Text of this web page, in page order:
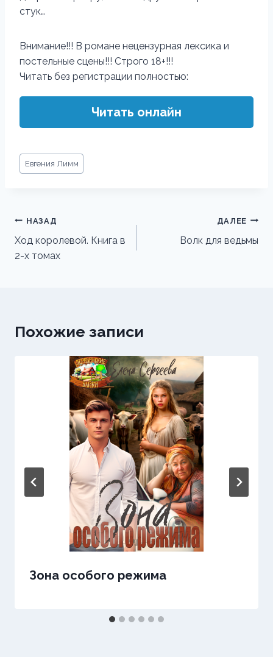
стук…
Внимание!!! В романе нецензурная лексика и
постельные сцены!!! Строго 18+!!!
Читать без регистрации полностью:
Читать онлайн
Метки
записи:
Евгения Лимм
Навигация
по
записям
НАЗАД
Ход королевой. Книга в
2-х томах
ДАЛЕЕ
Волк для ведьмы
Похожие записи
Зона особого режима